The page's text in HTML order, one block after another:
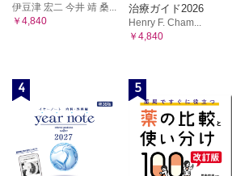
伊豆津 宏二 今井 靖 桑...
￥4,840
治療ガイド2026
Henry F. Cham...
￥4,840
4 5